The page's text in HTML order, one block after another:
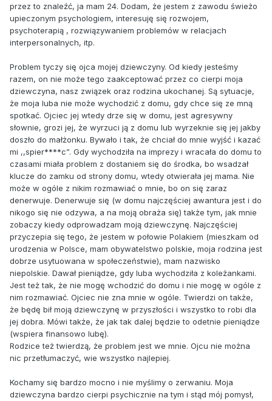
przez to znaleźć, ja mam 24. Dodam, że jestem z zawodu świeżo
upieczonym psychologiem, interesuję się rozwojem,
psychoterapią , rozwiązywaniem problemów w relacjach
interpersonalnych, itp.
Problem tyczy się ojca mojej dziewczyny. Od kiedy jesteśmy
razem, on nie może tego zaakceptować przez co cierpi moja
dziewczyna, nasz związek oraz rodzina ukochanej. Są sytuacje,
że moja luba nie może wychodzić z domu, gdy chce się ze mną
spotkać. Ojciec jej wtedy drze się w domu, jest agresywny
słownie, grozi jej, że wyrzuci ją z domu lub wyrzeknie się jej jakby
doszło do małżonku. Bywało i tak, że chciał do mnie wyjść i kazać
mi ,,spier****c”. Gdy wychodziła na imprezy i wracała do domu to
czasami miała problem z dostaniem się do środka, bo wsadzał
klucze do zamku od strony domu, wtedy otwierała jej mama. Nie
może w ogóle z nikim rozmawiać o mnie, bo on się zaraz
denerwuje. Denerwuje się (w domu najczęściej awantura jest i do
nikogo się nie odzywa, a na moją obraża się) także tym, jak mnie
zobaczy kiedy odprowadzam moją dziewczynę. Najczęściej
przyczepia się tego, że jestem w połowie Polakiem (mieszkam od
urodzenia w Polsce, mam obywatelstwo polskie, moja rodzina jest
dobrze usytuowana w społeczeństwie), mam nazwisko
niepolskie. Dawał pieniądze, gdy luba wychodziła z koleżankami.
Jest też tak, że nie mogę wchodzić do domu i nie mogę w ogóle z
nim rozmawiać. Ojciec nie zna mnie w ogóle. Twierdzi on także,
że będę bił moją dziewczynę w przyszłości i wszystko to robi dla
jej dobra. Mówi także, że jak tak dalej będzie to odetnie pieniądze
(wspiera finansowo lubę).
Rodzice też twierdzą, że problem jest we mnie. Ojcu nie można
nic przetłumaczyć, wie wszystko najlepiej.
Kochamy się bardzo mocno i nie myślimy o zerwaniu. Moja
dziewczyna bardzo cierpi psychicznie na tym i stąd mój pomysł,